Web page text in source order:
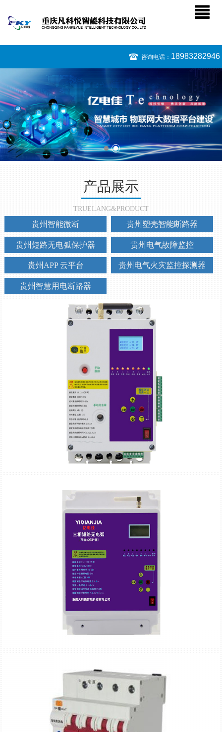
咨询电话： 18983282946
产品展示
TRUELANG&PRODUCT
贵州智能微断 贵州塑壳智能断路器
贵州短路无电弧保护器 贵州电气故障监控
贵州APP 云平台 贵州电气火灾监控探测器
贵州智慧用电断路器